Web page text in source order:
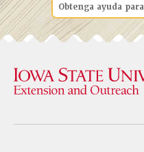
Obtenga ayuda